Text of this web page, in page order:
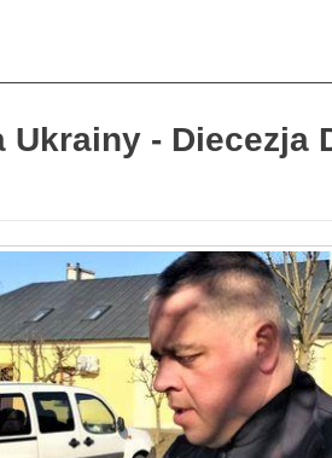
Ukrainy - Diecezja